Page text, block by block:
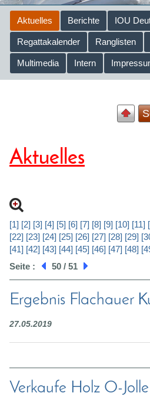
Aktuelles Berichte IOU
Regattakalender Ranglisten
Multimedia Intern
Aktuelles
[1] [2] [3] [4] [5] [6] [7] [8] [9] [10] [11]
[22] [23] [24] [25] [26] [27] [28] [29]
[41] [42] [43] [44] [45] [46] [47] [48]
Seite : 50 / 51
Ergebnis Flachauer
27.05.2019
Verkaufe Holz O-